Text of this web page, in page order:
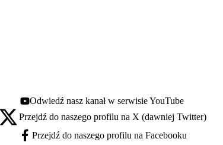
Youtube - otwiera się w nowej karcie
Odwiedź nasz kanał w serwisie YouTube
X - otwiera się w nowej karcie
Przejdź do naszego profilu na X (dawniej Twitter)
Facebook - otwiera się w nowej karcie
Przejdź do naszego profilu na Facebooku